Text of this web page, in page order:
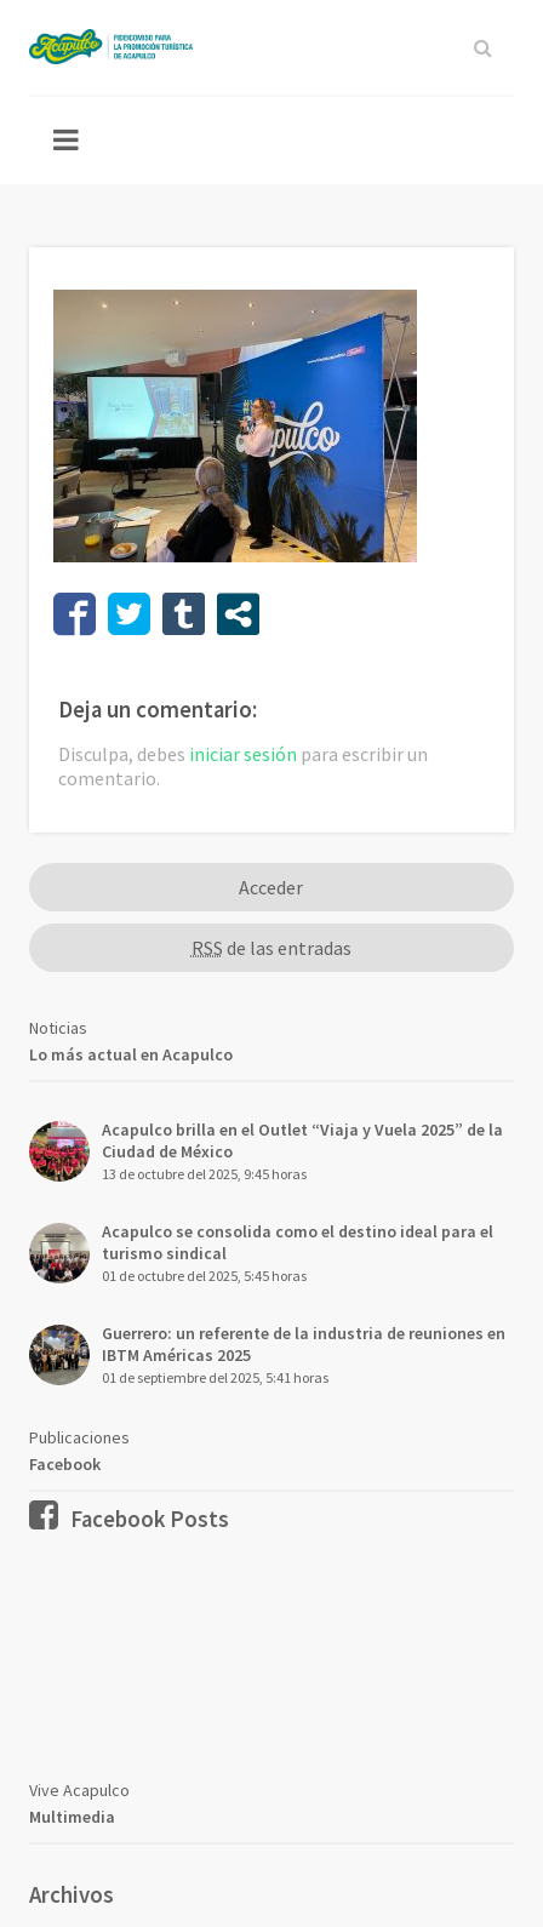
Deja un comentario:
Disculpa, debes iniciar sesión para escribir un
comentario.
Acceder
RSS de las entradas
Noticias
Lo más actual en Acapulco
Acapulco brilla en el Outlet “Viaja y Vuela 2025” de la
Ciudad de México
13 de octubre del 2025, 9:45 horas
Acapulco se consolida como el destino ideal para el
turismo sindical
01 de octubre del 2025, 5:45 horas
Guerrero: un referente de la industria de reuniones en
IBTM Américas 2025
01 de septiembre del 2025, 5:41 horas
Publicaciones
Facebook
Facebook Posts
Vive Acapulco
Multimedia
Archivos